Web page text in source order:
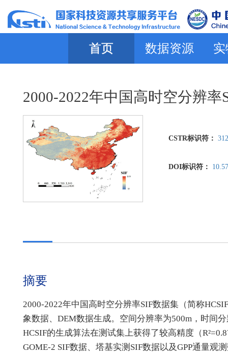
首页 数据资源
2000-2022年中国高时空分辨率
CSTR标识符：
DOI标识符：
摘要
2000-2022年中国高时空分辨率SIF数据集（简称
象数据、DEM数据生成。空间分辨率为500m，时间
HCSIF的生成算法在测试集上获得了较高精度（
GOME-2 SIF数据、塔基实测SIF数据以及GPP通量